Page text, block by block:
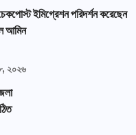
ইমিগ্রেশন পরিদর্শন করেছেন
আমিন
২০২৬